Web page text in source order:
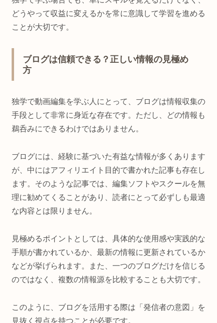
どうやって収益に変えるかを常に意識して学習を進める
ことが大切です。
ブログは信頼できる？正しい情報の見極め
方
独学で動画編集を学ぶ人にとって、ブログは情報収集の
手段として非常に身近な存在です。ただし、どの情報も
鵜呑みにできるわけではありません。
ブログには、経験に基づいた有益な情報が多くあります
が、中にはアフィリエイト目的で書かれた記事も存在し
ます。そのような記事では、編集ソフトやスクールを無
理に勧めてくることがあり、読者にとって必ずしも最適
な内容とは限りません。
見極めるポイントとしては、具体的な使用感や実践的な
手順が書かれているか、最新の情報に更新されているか
などが挙げられます。また、一つのブログだけを信じる
のではなく、複数の情報源を比較することも大切です。
このように、ブログを活用する際は「発信者の意図」を
見抜く視点を持つことが必要です。